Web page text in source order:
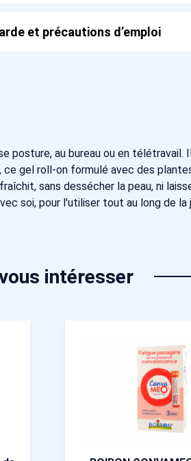
et précautions d’emploi
posture, au bureau ou en télétravail.
gel roll-on formulé avec des
sans dessécher la peau, ni
soi, pour l'utiliser tout au long de la
intéresser